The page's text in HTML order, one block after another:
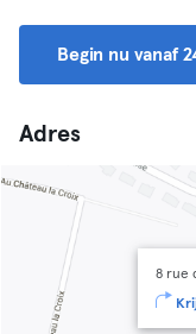
Begin nu vanaf
Adres
8 rue